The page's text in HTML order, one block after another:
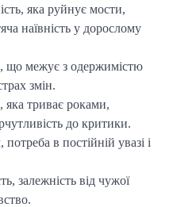
яка руйнує мости,
наївність у дорослому
що межує з одержимістю
змін.
яка триває роками,
до критики.
в постійній увазі і
залежність від чужої